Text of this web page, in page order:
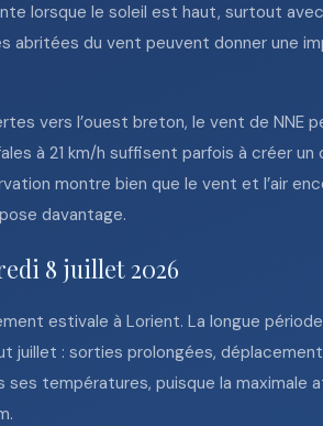
lorsque le soleil est haut, surtout
abritées du vent peuvent donner une
vers l’ouest breton, le vent de NNE
à 21 km/h suffisent parfois à créer
montre bien que le vent et l’air
davantage.
8 juillet 2026
estivale à Lorient. La longue
juillet : sorties prolongées,
ses températures, puisque la